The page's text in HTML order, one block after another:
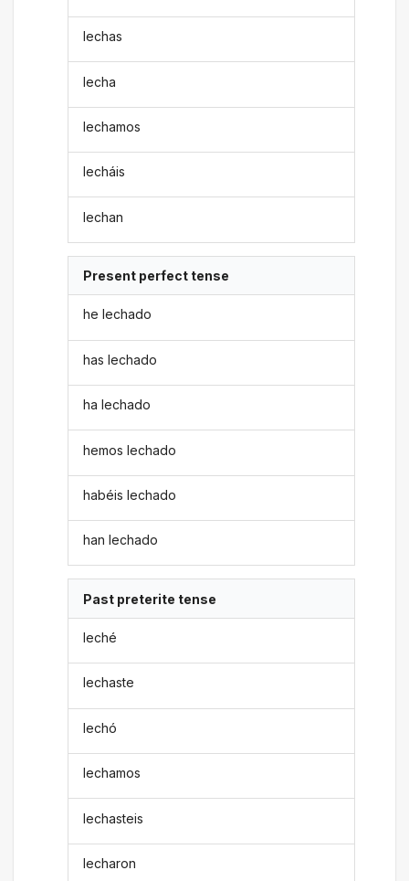
lechas
lecha
lechamos
lecháis
lechan
Present perfect tense
he lechado
has lechado
ha lechado
hemos lechado
habéis lechado
han lechado
Past preterite tense
leché
lechaste
lechó
lechamos
lechasteis
lecharon